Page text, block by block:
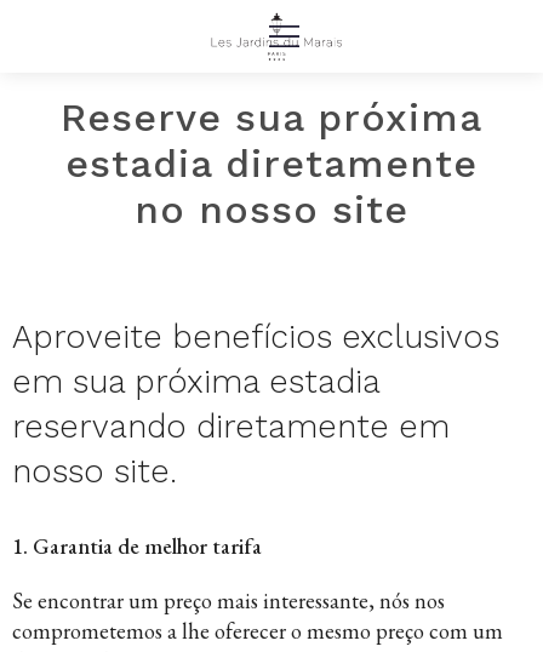
Reserve sua próxima
estadia diretamente
no nosso site
Aproveite benefícios exclusivos
em sua próxima estadia
reservando diretamente em
nosso site.
1. Garantia de melhor tarifa
Se encontrar um preço mais interessante, nós nos
comprometemos a lhe oferecer o mesmo preço com um